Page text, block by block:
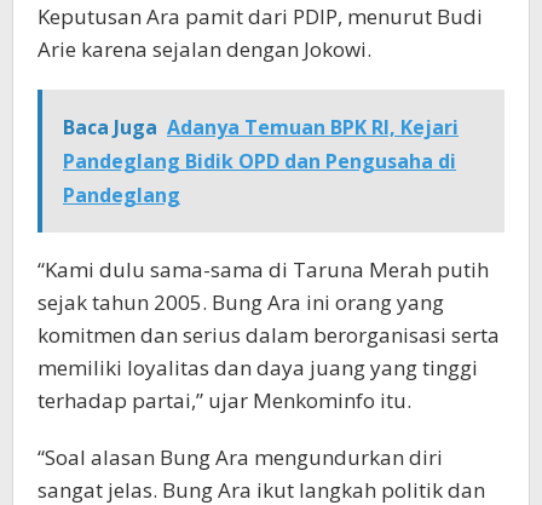
Keputusan Ara pamit dari PDIP, menurut Budi
Arie karena sejalan dengan Jokowi.
Baca Juga Adanya Temuan BPK RI, Kejari
Pandeglang Bidik OPD dan Pengusaha di
Pandeglang
“Kami dulu sama-sama di Taruna Merah putih
sejak tahun 2005. Bung Ara ini orang yang
komitmen dan serius dalam berorganisasi serta
memiliki loyalitas dan daya juang yang tinggi
terhadap partai,” ujar Menkominfo itu.
“Soal alasan Bung Ara mengundurkan diri
sangat jelas. Bung Ara ikut langkah politik dan